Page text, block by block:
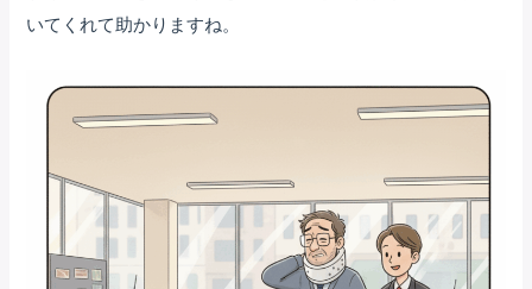
いてくれて助かりますね。